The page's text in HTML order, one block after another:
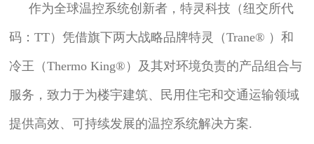
作为全球温控系统创新者，特灵科技（纽交所代
码：TT）凭借旗下两大战略品牌特灵（Trane® ）和
冷王（Thermo King®）及其对环境负责的产品组合与
服务，致力于为楼宇建筑、民用住宅和交通运输领域
提供高效、可持续发展的温控系统解决方案.